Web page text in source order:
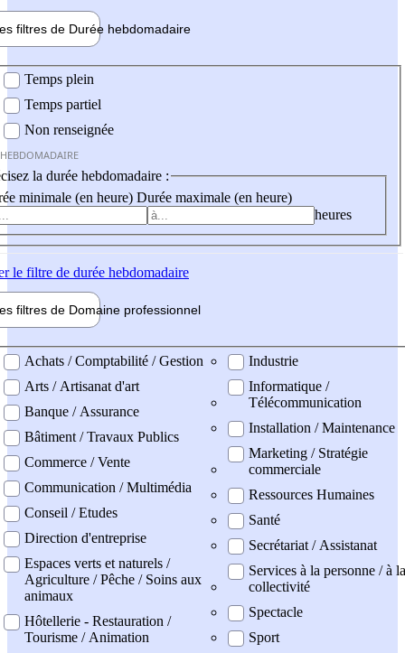
filtres de Durée hebdomadaire
Temps plein
Temps partiel
Non renseignée
la durée hebdomadaire :
minimale (en heure) Durée maximale (en heure)
heures
le filtre de durée hebdomadaire
filtres de Domaine professionnel
professionel
Achats / Comptabilité / Gestion
Arts / Artisanat d'art
Banque / Assurance
Bâtiment / Travaux Publics
Commerce / Vente
Communication / Multimédia
Conseil / Etudes
Direction d'entreprise
Espaces verts et naturels /
Agriculture / Pêche / Soins aux
animaux
Hôtellerie - Restauration /
Tourisme / Animation
Industrie
Informatique /
Télécommunication
Installation / Maintenance
Marketing / Stratégie
commerciale
Ressources Humaines
Santé
Secrétariat / Assistanat
Services à la personne / à la
collectivité
Spectacle
Sport